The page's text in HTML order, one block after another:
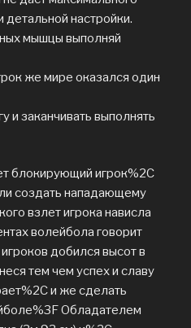
детальной настройки.
мышцы выполняй
же мире оказался один
и заканчивать выполнять
блокирующий игрок%2C
создать нападающему
взлет игрока нависла
волейбола говорит
добился высот в
тем чем успех и славу
и же сделать
Обладателем